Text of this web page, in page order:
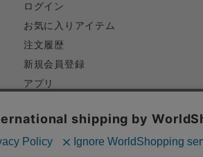
ログイン
お気に入りアイテム
注文履歴
新規会員登録
アプリ